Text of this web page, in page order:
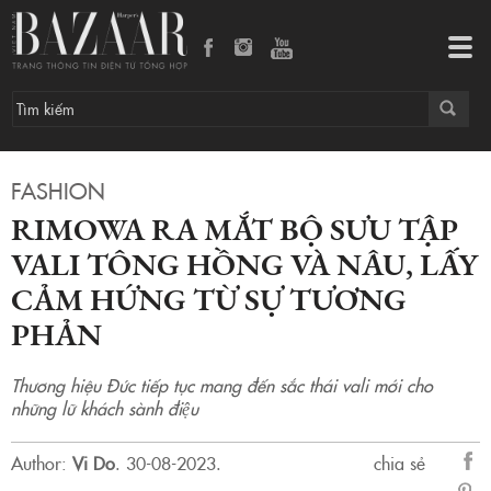
FASHION
RIMOWA RA MẮT BỘ SƯU TẬP
VALI TÔNG HỒNG VÀ NÂU, LẤY
CẢM HỨNG TỪ SỰ TƯƠNG
PHẢN
Thương hiệu Đức tiếp tục mang đến sắc thái vali mới cho
những lữ khách sành điệu
Author: Vi Do. 30-08-2023.
chia sẻ